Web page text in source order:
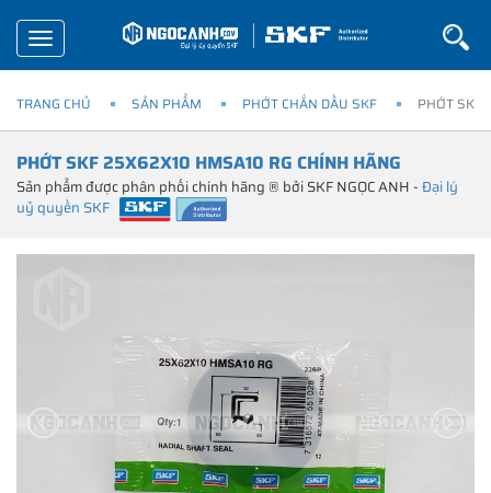
Toggle
navigation
TRANG CHỦ SẢN PHẨM PHỚT CHẮN DẦU SKF PHỚT SKF
PHỚT SKF 25X62X10 HMSA10 RG CHÍNH HÃNG
Sản phẩm được phân phối chính hãng ® bởi SKF NGỌC ANH -Đại lý
uỷ quyền SKF